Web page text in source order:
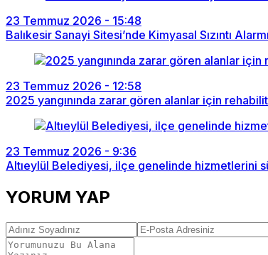
23 Temmuz 2026 - 15:48
Balıkesir Sanayi Sitesi’nde Kimyasal Sızıntı
23 Temmuz 2026 - 12:58
2025 yangınında zarar gören alanlar için
23 Temmuz 2026 - 9:36
Altıeylül Belediyesi, ilçe genelinde hizmetlerini
YORUM YAP